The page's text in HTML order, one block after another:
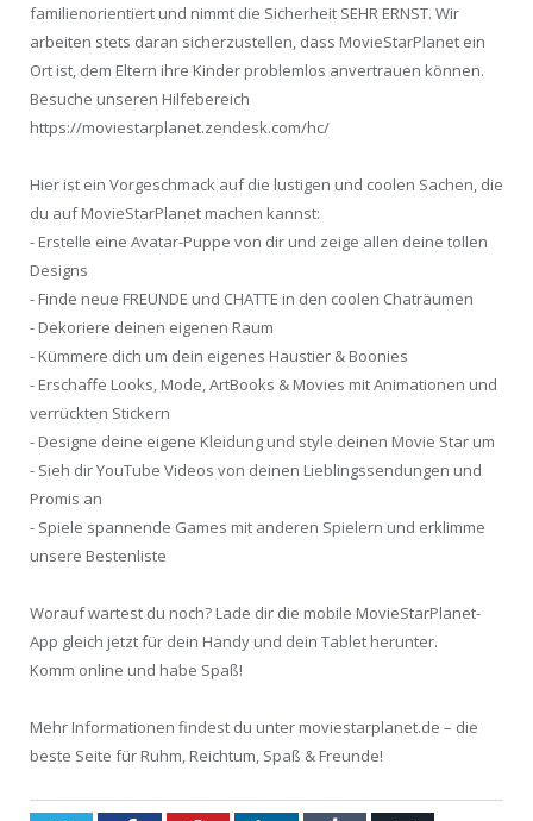
familienorientiert und nimmt die Sicherheit SEHR ERNST. Wir
arbeiten stets daran sicherzustellen, dass MovieStarPlanet ein
Ort ist, dem Eltern ihre Kinder problemlos anvertrauen können.
Besuche unseren Hilfebereich
https://moviestarplanet.zendesk.com/hc/
Hier ist ein Vorgeschmack auf die lustigen und coolen Sachen, die
du auf MovieStarPlanet machen kannst:
- Erstelle eine Avatar-Puppe von dir und zeige allen deine tollen
Designs
- Finde neue FREUNDE und CHATTE in den coolen Chaträumen
- Dekoriere deinen eigenen Raum
- Kümmere dich um dein eigenes Haustier & Boonies
- Erschaffe Looks, Mode, ArtBooks & Movies mit Animationen und
verrückten Stickern
- Designe deine eigene Kleidung und style deinen Movie Star um
- Sieh dir YouTube Videos von deinen Lieblingssendungen und
Promis an
- Spiele spannende Games mit anderen Spielern und erklimme
unsere Bestenliste
Worauf wartest du noch? Lade dir die mobile MovieStarPlanet-
App gleich jetzt für dein Handy und dein Tablet herunter.
Komm online und habe Spaß!
Mehr Informationen findest du unter moviestarplanet.de – die
beste Seite für Ruhm, Reichtum, Spaß & Freunde!